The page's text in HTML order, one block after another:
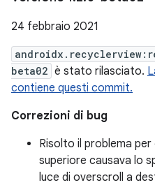
24 febbraio 2021
beta02 è stato rilasciato.
contiene questi commit.
Correzioni di bug
Risolto il problema
superiore causava lo
luce di overscroll a